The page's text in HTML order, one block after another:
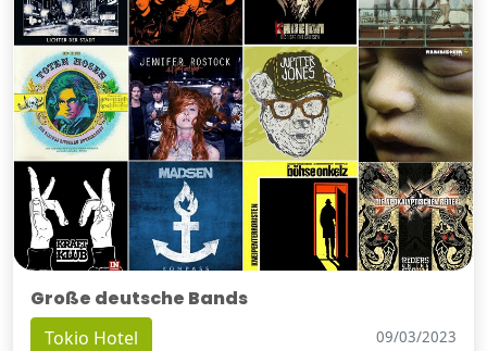
Große deutsche Bands
Tokio Hotel 09/03/2023